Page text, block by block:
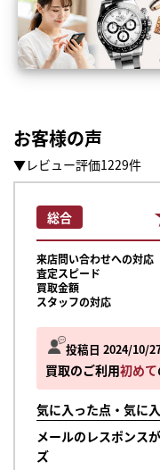
お客様の声
▼レビュー評価1229件
投稿日 2024/10/
買取のご利用初めて
気に入った点・気に
メールのレスポンス
ズ
総合
来店問い合わせへの対応
査定スピード
買取金額
スタッフの対応